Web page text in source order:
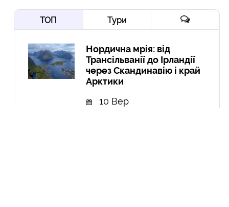
ТОП Тури
Нордична мрія: від
Трансільванії до Ірландії
через Скандинавію і край
Арктики
10 Вер